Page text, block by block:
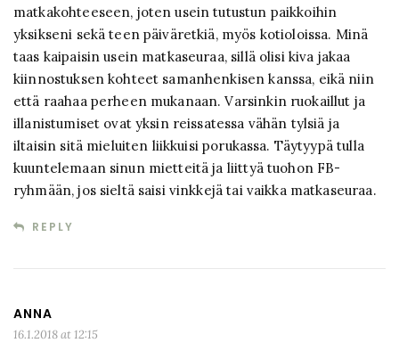
matkakohteeseen, joten usein tutustun paikkoihin
yksikseni sekä teen päiväretkiä, myös kotioloissa. Minä
taas kaipaisin usein matkaseuraa, sillä olisi kiva jakaa
kiinnostuksen kohteet samanhenkisen kanssa, eikä niin
että raahaa perheen mukanaan. Varsinkin ruokaillut ja
illanistumiset ovat yksin reissatessa vähän tylsiä ja
iltaisin sitä mieluiten liikkuisi porukassa. Täytyypä tulla
kuuntelemaan sinun mietteitä ja liittyä tuohon FB-
ryhmään, jos sieltä saisi vinkkejä tai vaikka matkaseuraa.
REPLY
ANNA
16.1.2018 at 12:15